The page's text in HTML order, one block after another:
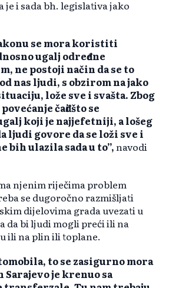
i sada bh. legislativa jako
se mora koristiti
ugalj određene
ne postoji način da se to
nas ljudi, s obzirom na jako
lože sve i svašta. Zbog
čađi što se
koji je najjefetniji, a lošeg
ljudi govore da se loži sve i
bih ulazila sada u to”,navodi
njenim riječima problem
se dugoročno razmišljati
dijelovima grada uvezati u
da bi ljudi mogli preći ili na
ili na plin ili toplane.
to se zasigurno mora
je krenuo sa